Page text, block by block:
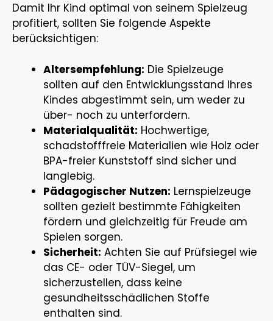
Damit Ihr Kind optimal von seinem Spielzeug
profitiert, sollten Sie folgende Aspekte
berücksichtigen:
Altersempfehlung: Die Spielzeuge
sollten auf den Entwicklungsstand Ihres
Kindes abgestimmt sein, um weder zu
über- noch zu unterfordern.
Materialqualität: Hochwertige,
schadstofffreie Materialien wie Holz oder
BPA-freier Kunststoff sind sicher und
langlebig.
Pädagogischer Nutzen: Lernspielzeuge
sollten gezielt bestimmte Fähigkeiten
fördern und gleichzeitig für Freude am
Spielen sorgen.
Sicherheit: Achten Sie auf Prüfsiegel wie
das CE- oder TÜV-Siegel, um
sicherzustellen, dass keine
gesundheitsschädlichen Stoffe
enthalten sind.